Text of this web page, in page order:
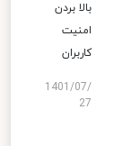
بالا بردن
امنیت
کاربران
1401/07/
27